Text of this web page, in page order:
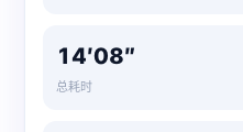
14′08″
总耗时